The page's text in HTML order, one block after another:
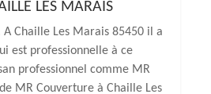
LES MARAIS
Chaille Les Marais 85450 il a
est professionnelle à ce
professionnel comme MR
MR Couverture à Chaille Les